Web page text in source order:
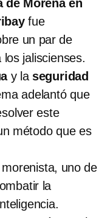
de Morena en
fue
un par de
jaliscienses.
y la seguridad
adelantó que
este
método que es
uno de
la